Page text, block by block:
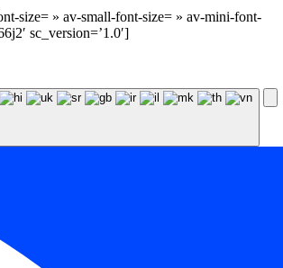
size= » av-small-font-size= » av-mini-font-
sc_version=’1.0′]